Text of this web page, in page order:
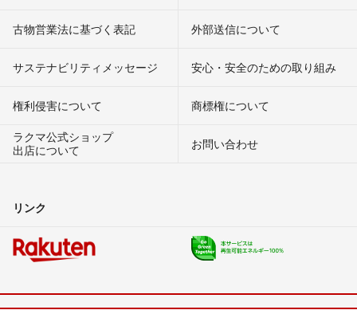
古物営業法に基づく表記 外部送信について
サステナビリティメッセージ 安心・安全のための取り組み
権利侵害について
商標権について
ラクマ公式ショップ
出店について
お問い合わせ
リンク